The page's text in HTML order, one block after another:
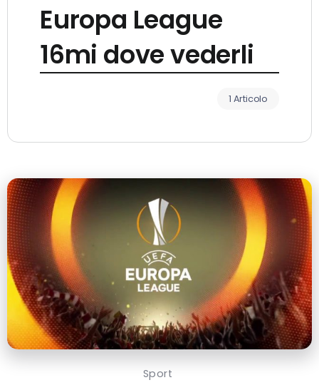
Europa League
16mi dove vederli
1 Articolo
Sport